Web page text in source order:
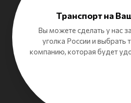
Транспорт на
Вы можете сделать у нас
уголка России и выбрать
компанию, которая будет